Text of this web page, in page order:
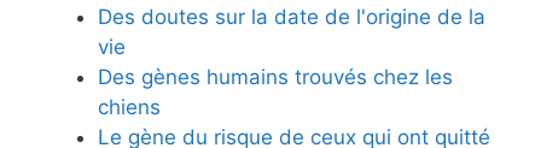
Des doutes sur la date de l'origine de la
vie
Des gènes humains trouvés chez les
chiens
Le gène du risque de ceux qui ont quitté